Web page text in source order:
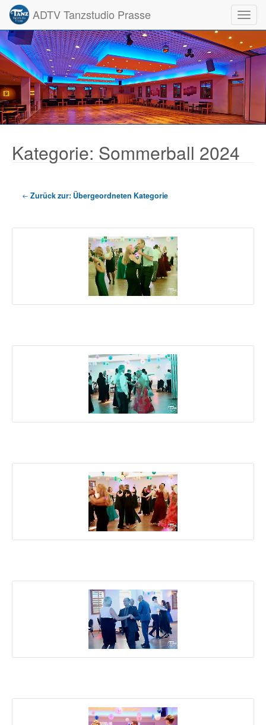
ADTV Tanzstudio Prasse
Kategorie: Sommerball 2024
Zurück zur: Übergeordneten Kategorie